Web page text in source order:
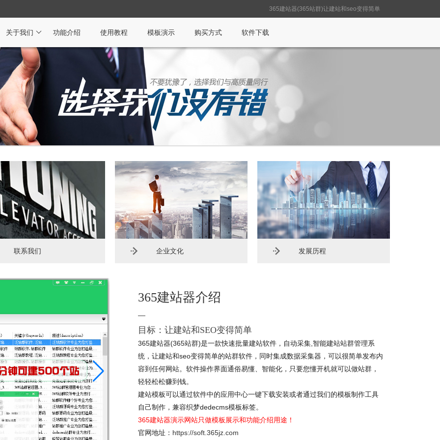
365建站器(365站群)让建站和seo变得简单
关于我们 功能介绍 使用教程 模板演示 购买方式 软件下载
联系我们 企业文化 发展历程
365建站器介绍
目标：让建站和SEO变得简单
365建站器(365站群)是一款快速批量建站软件，自动采集,智能建站站群管理系
统，让建站和seo变得简单的站群软件，同时集成数据采集器，可以很简单发布内
容到任何网站。软件操作界面通俗易懂、智能化，只要您懂开机就可以做站群，
轻轻松松赚到钱。
建站模板可以通过软件中的应用中心一键下载安装或者通过我们的模板制作工具
自己制作，兼容织梦dedecms模板标签。
365建站器演示网站只做模板展示和功能介绍用途！
官网地址： https://soft.365jz.com